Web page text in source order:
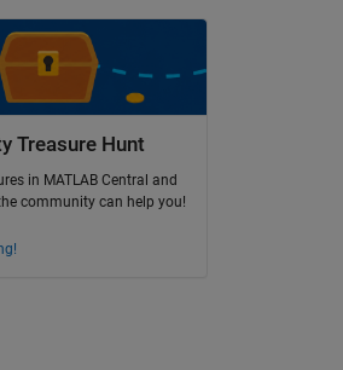
Treasure Hunt
in MATLAB Central and
community can help you!